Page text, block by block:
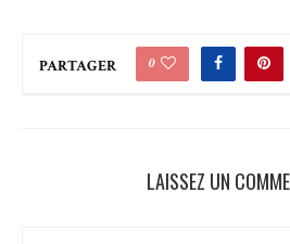
PARTAGER 0
LAISSEZ UN